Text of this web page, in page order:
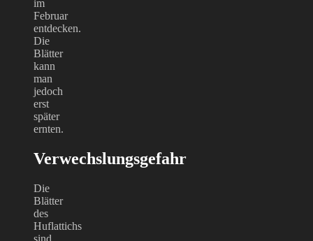
im
Februar
entdecken.
Die
Blätter
kann
man
jedoch
erst
später
ernten.
Verwechslungsgefahr
Die
Blätter
des
Huflattichs
sind